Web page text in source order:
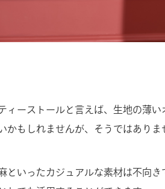
ィーストールと言えば、生地の薄
かもしれませんが、そうではありま
といったカジュアルな素材は不向